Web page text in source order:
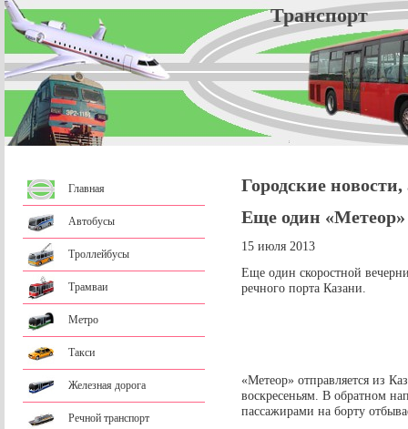
Главная
Автобусы
Троллейбусы
Трамваи
Метро
Такси
Железная дорога
Речной транспорт
Городские
Еще один «Метеор»
15 июля 2013
Еще один скоростной
речного порта Казани.
«Метеор» отправляется из
воскресеньям. В обратном
пассажирами на борту